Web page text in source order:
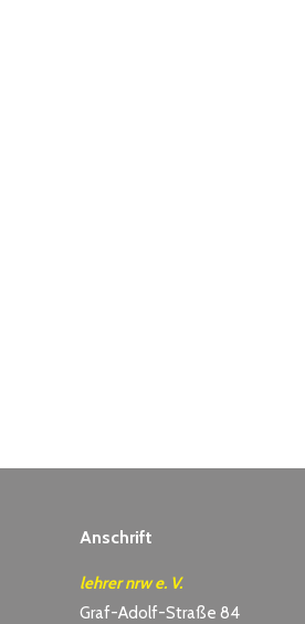
Anschrift
lehrer nrw e. V.
Graf-Adolf-Straße 84